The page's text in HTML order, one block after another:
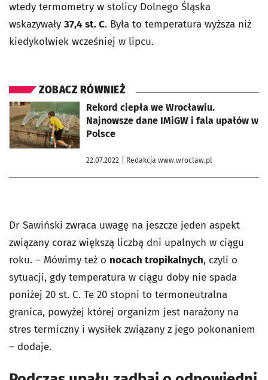
wtedy termometry w stolicy Dolnego Śląska
wskazywały 37,4 st. C. Była to temperatura wyższa niż
kiedykolwiek wcześniej w lipcu.
ZOBACZ RÓWNIEŻ
Rekord ciepła we Wrocławiu.
Najnowsze dane IMiGW i fala upałów w
Polsce
22.07.2022 | Redakcja www.wroclaw.pl
otworzy się w nowej karcie
Dr Sawiński zwraca uwagę na jeszcze jeden aspekt
związany coraz większą liczbą dni upalnych w ciągu
roku. – Mówimy też o nocach tropikalnych, czyli o
sytuacji, gdy temperatura w ciągu doby nie spada
poniżej 20 st. C. Te 20 stopni to termoneutralna
granica, powyżej której organizm jest narażony na
stres termiczny i wysiłek związany z jego pokonaniem
– dodaje.